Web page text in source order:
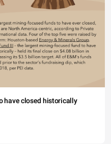
have closed historically